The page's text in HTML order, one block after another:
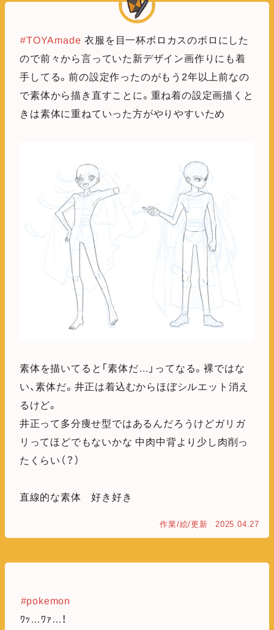
#TOYAmade 衣服を目一杯ボロカスのボロにした
ので前々から言っていた新デザイン画作りにも着
手してる。前の設定作ったのがもう2年以上前なの
で素体から描き直すことに。重ね着の設定画描くと
きは素体に重ねていった方がやりやすいため
素体を描いてると「素体だ…」ってなる。裸ではな
い、素体だ。井正は着込むからほぼシルエット消え
るけど。
井正って多分痩せ型ではあるんだろうけどガリガ
リってほどでもないかな 中肉中背より少し肉削っ
たくらい（？）
直線的な素体 好き好き
作業/絵/更新 2025.04.27
#pokemon
ﾜｯ…ﾜｧ…！